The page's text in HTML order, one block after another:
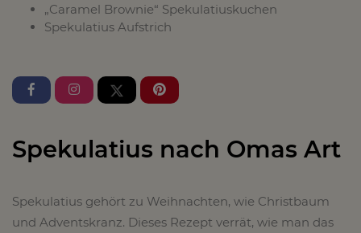
„Caramel Brownie“ Spekulatiuskuchen
Spekulatius Aufstrich
Spekulatius nach Omas Art
Spekulatius gehört zu Weihnachten, wie Christbaum
und Adventskranz. Dieses Rezept verrät, wie man das